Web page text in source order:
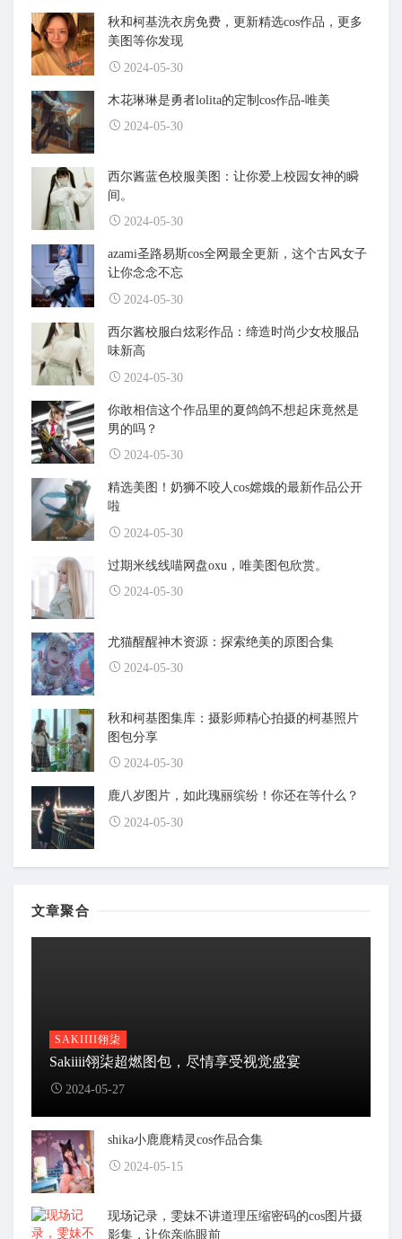
秋和柯基洗衣房免费，更新精选cos作品，更多
美图等你发现
2024-05-30
木花琳琳是勇者lolita的定制cos作品-唯美
2024-05-30
西尔酱蓝色校服美图：让你爱上校园女神的瞬
间。
2024-05-30
azami圣路易斯cos全网最全更新，这个古风女子
让你念念不忘
2024-05-30
西尔酱校服白炫彩作品：缔造时尚少女校服品
味新高
2024-05-30
你敢相信这个作品里的夏鸽鸽不想起床竟然是
男的吗？
2024-05-30
精选美图！奶狮不咬人cos嫦娥的最新作品公开
啦
2024-05-30
过期米线线喵网盘oxu，唯美图包欣赏。
2024-05-30
尤猫醒醒神木资源：探索绝美的原图合集
2024-05-30
秋和柯基图集库：摄影师精心拍摄的柯基照片
图包分享
2024-05-30
鹿八岁图片，如此瑰丽缤纷！你还在等什么？
2024-05-30
文章聚合
SAKIIII翎柒
Sakiiii翎柒超燃图包，尽情享受视觉盛宴
2024-05-27
shika小鹿鹿精灵cos作品合集
2024-05-15
现场记录，雯妹不讲道理压缩密码的cos图片摄
影集，让你亲临眼前